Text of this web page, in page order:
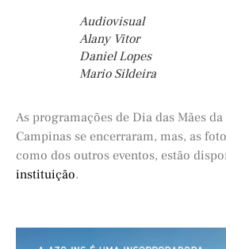
Audiovisual
Alany Vitor
Daniel Lopes
Mario Sildeira
As programações de Dia das Mães
Campinas se encerraram, mas, as
como dos outros eventos, estão
instituição.